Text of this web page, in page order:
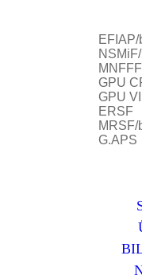
EFIAP/
GPU
GPU
ERSF
MRSF/
G.APS